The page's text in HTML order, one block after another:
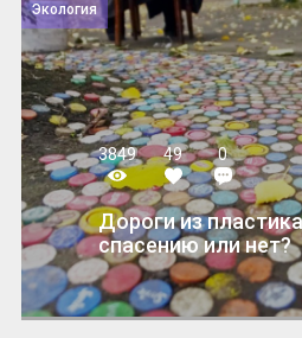
Экология
3849 49 0
Дороги из
спасению или нет?